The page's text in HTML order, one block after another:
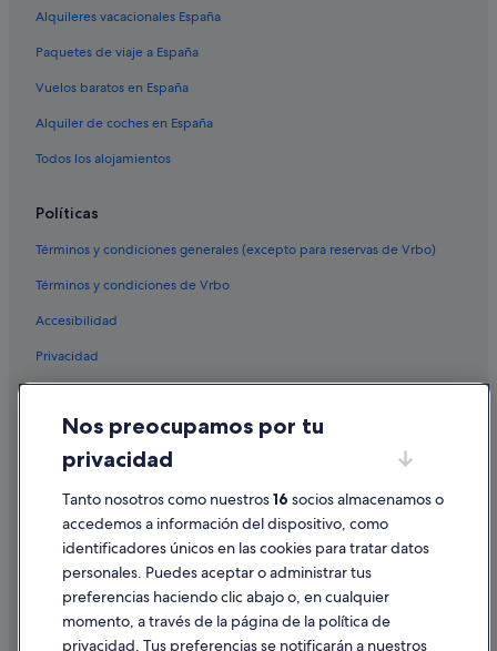
Alquileres vacacionales España
Paquetes de viaje a España
Vuelos baratos en España
Alquiler de coches en España
Todos los alojamientos
Políticas
Términos y condiciones generales (excepto para reservas de Vrbo)
Términos y condiciones de Vrbo
Accesibilidad
Privacidad
Condiciones de uso
Información legal/contacto
Pautas sobre el contenido y cómo denunciar contenido
Ayuda
Cancelar un vuelo
Nos preocupamos por tu
privacidad
Tanto nosotros como nuestros16 socios almacenamos o
accedemos a información del dispositivo, como
identificadores únicos en las cookies para tratar datos
personales. Puedes aceptar o administrar tus
preferencias haciendo clic abajo o, en cualquier
momento, a través de la página de la política de
privacidad. Tus preferencias se notificarán a nuestros